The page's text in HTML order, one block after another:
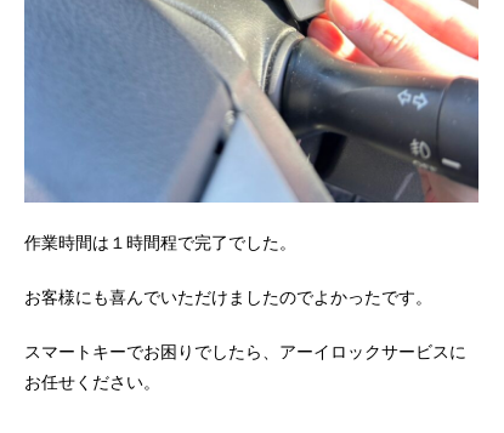
作業時間は１時間程で完了でした。
お客様にも喜んでいただけましたのでよかったです。
スマートキーでお困りでしたら、アーイロックサービスに
お任せください。